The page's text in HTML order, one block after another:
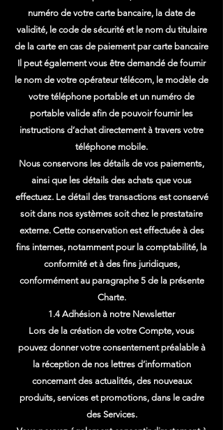
numéro de votre carte bancaire, la date de
validité, le code de sécurité et le nom du titulaire
de la carte en cas de paiement par carte bancaire
Il peut également vous être demandé de fournir
le nom de votre opérateur télécom, le modèle de
votre téléphone portable et un numéro de
portable valide afin de pouvoir fournir les
instructions d’achat directement à travers votre
téléphone mobile.
Nous conservons les détails de vos paiements,
ainsi que les détails des achats que vous
effectuez. Le détail des transactions est conservé
soit dans nos systèmes soit chez le prestataire
externe. Cette conservation est effectuée à des
fins internes, notamment pour la comptabilité, la
conformité et à des fins juridiques,
conformément au paragraphe 5 de la présente
Charte.
1.4 Adhésion à notre Newsletter
Lors de la création de votre Compte, vous
pouvez donner votre consentement préalable à
la réception de nos lettres d’information
concernant des actualités, des nouveaux
produits, services et promotions, dans le cadre
des Services.